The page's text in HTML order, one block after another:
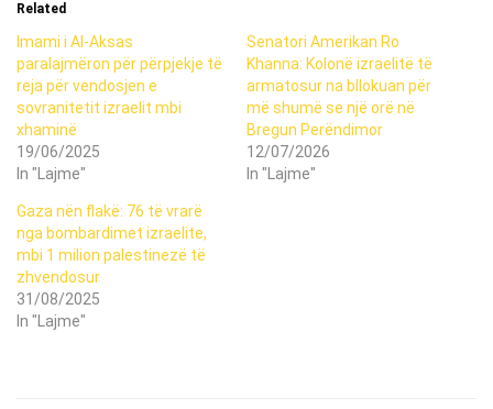
Related
Imami i Al-Aksas
paralajmëron për përpjekje të
reja për vendosjen e
sovranitetit izraelit mbi
xhaminë
19/06/2025
In "Lajme"
Senatori Amerikan Ro
Khanna: Kolonë izraelitë të
armatosur na bllokuan për
më shumë se një orë në
Bregun Perëndimor
12/07/2026
In "Lajme"
Gaza nën flakë: 76 të vrarë
nga bombardimet izraelite,
mbi 1 milion palestinezë të
zhvendosur
31/08/2025
In "Lajme"